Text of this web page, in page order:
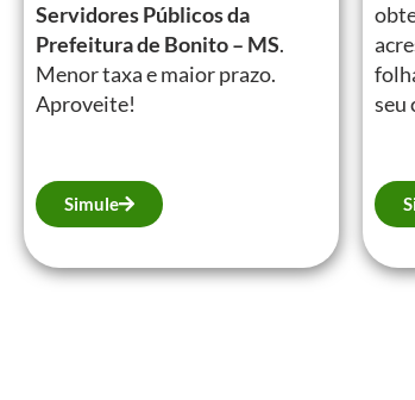
Servidores Públicos da
Prefeitura de Bonito – MS.
Menor taxa e maior prazo.
Aproveite!
Simule
seu